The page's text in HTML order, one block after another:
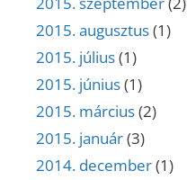
2015. augusztus(1)
2015. július(1)
2015. június(1)
2015. március(2)
2015. január(3)
2014. december(1)